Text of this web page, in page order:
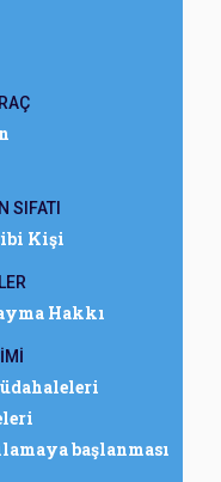
SIFATI
Kişi
Hakkı
başlanması